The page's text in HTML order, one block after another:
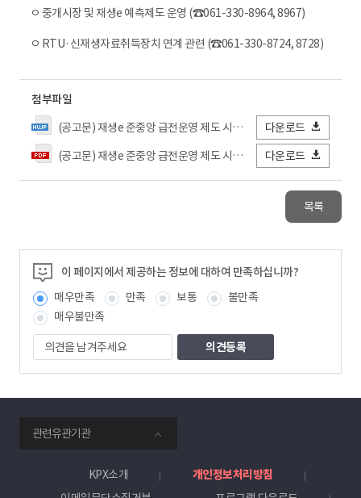
ㅇ 중개시장 및 재생e 예측제도 운영 (☎061-330-8964, 8967)
ㅇ RTU·신재생자료취득장치 연계 관련 (☎061-330-8724, 8728)
첨부파일
(공고문) 재생e 준중앙 급전운영 제도 시행 안내.hwp
다운로드
(공고문) 재생e 준중앙 급전운영 제도 시행 안내.pdf
다운로드
목록
이 페이지에서 제공하는 정보에 대하여 만족하십니까?
매우만족
만족 보통
불만족
매우불만족
의
견
을
겨
주
세
요
관련유관기관
KPX소개
개인정보처리방침